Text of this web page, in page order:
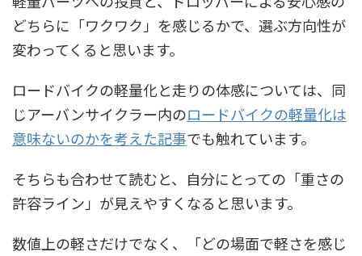
どちらに「ワクワク」を感じるかで、選ぶ方向性が
変わってくると思います。
ロードバイクの軽量化と走りの体感については、同
じアーバンサイクラー内のロードバイクの軽量化は
意味ないのかを考えた記事でも触れています。
そちらも合わせて読むと、自分にとっての「重さの
許容ライン」が見えやすくなると思います。
数値上の軽さだけでなく、「どの場面で軽さを感じ